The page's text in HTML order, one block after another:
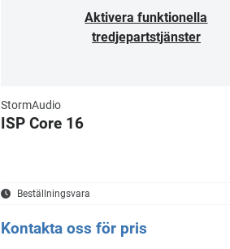
Aktivera funktionella
tredjepartstjänster
StormAudio
ISP Core 16
Beställningsvara
Kontakta oss för pris